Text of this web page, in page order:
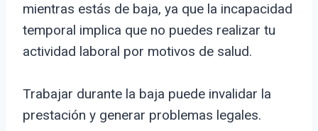
mientras estás de baja, ya que la incapacidad
temporal implica que no puedes realizar tu
actividad laboral por motivos de salud.
Trabajar durante la baja puede invalidar la
prestación y generar problemas legales.